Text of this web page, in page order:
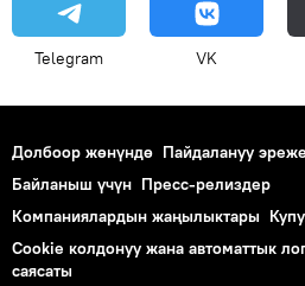
Telegram VK
Долбоор жөнүндө Пайдалануу
Байланыш үчүн Пресс-релиздер
Компаниялардын жаңылыктары
Cookie колдонуу жана автоматтык
саясаты